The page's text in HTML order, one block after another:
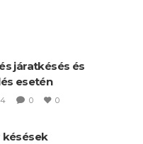
járatkésés és
esetén
0 0
késések